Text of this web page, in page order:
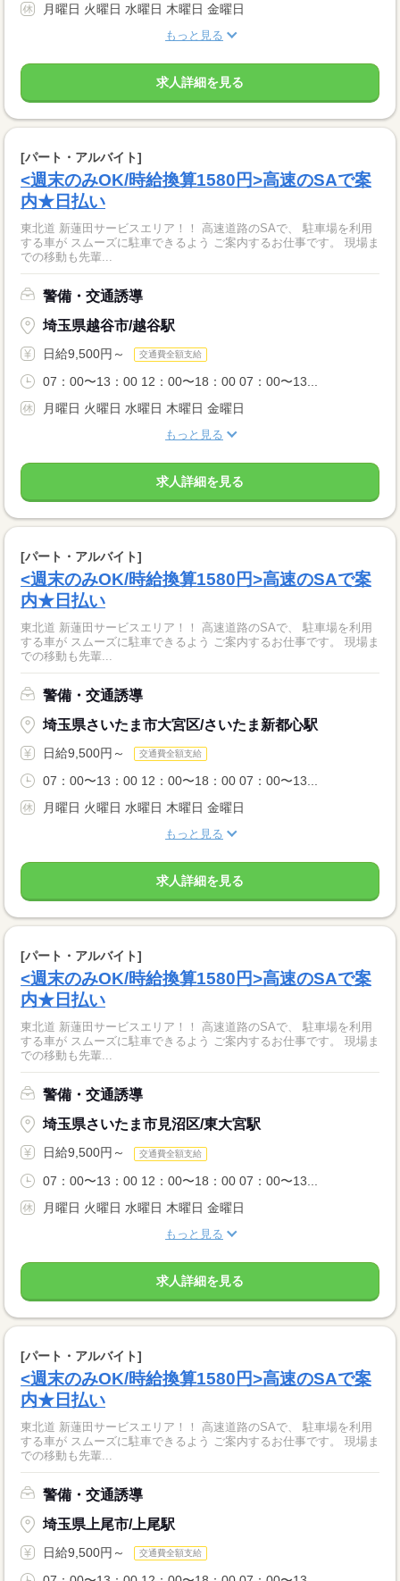
月曜日 火曜日 水曜日 木曜日 金曜日
もっと見る
求人詳細を見る
[パート・アルバイト]
<週末のみOK/時給換算1580円>高速のSAで案
内★日払い
東北道 新蓮田サービスエリア！！ 高速道路のSAで、 駐車場を利用
する車が スムーズに駐車できるよう ご案内するお仕事です。 現場ま
での移動も先輩...
警備・交通誘導
埼玉県越谷市/越谷駅
日給9,500円～ 交通費全額支給
07：00〜13：00 12：00〜18：00 07：00〜13...
月曜日 火曜日 水曜日 木曜日 金曜日
もっと見る
求人詳細を見る
[パート・アルバイト]
<週末のみOK/時給換算1580円>高速のSAで案
内★日払い
東北道 新蓮田サービスエリア！！ 高速道路のSAで、 駐車場を利用
する車が スムーズに駐車できるよう ご案内するお仕事です。 現場ま
での移動も先輩...
警備・交通誘導
埼玉県さいたま市大宮区/さいたま新都心駅
日給9,500円～ 交通費全額支給
07：00〜13：00 12：00〜18：00 07：00〜13...
月曜日 火曜日 水曜日 木曜日 金曜日
もっと見る
求人詳細を見る
[パート・アルバイト]
<週末のみOK/時給換算1580円>高速のSAで案
内★日払い
東北道 新蓮田サービスエリア！！ 高速道路のSAで、 駐車場を利用
する車が スムーズに駐車できるよう ご案内するお仕事です。 現場ま
での移動も先輩...
警備・交通誘導
埼玉県さいたま市見沼区/東大宮駅
日給9,500円～ 交通費全額支給
07：00〜13：00 12：00〜18：00 07：00〜13...
月曜日 火曜日 水曜日 木曜日 金曜日
もっと見る
求人詳細を見る
[パート・アルバイト]
<週末のみOK/時給換算1580円>高速のSAで案
内★日払い
東北道 新蓮田サービスエリア！！ 高速道路のSAで、 駐車場を利用
する車が スムーズに駐車できるよう ご案内するお仕事です。 現場ま
での移動も先輩...
警備・交通誘導
埼玉県上尾市/上尾駅
日給9,500円～ 交通費全額支給